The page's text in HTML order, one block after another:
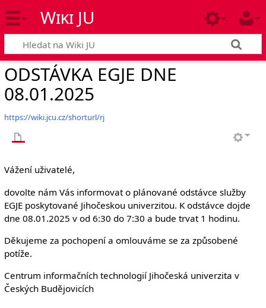
Wiki JU
ODSTÁVKA EGJE DNE
08.01.2025
https://wiki.jcu.cz/shorturl/rj
Vážení uživatelé,
dovolte nám Vás informovat o plánované odstávce služby
EGJE poskytované Jihočeskou univerzitou. K odstávce dojde
dne 08.01.2025 v od 6:30 do 7:30 a bude trvat 1 hodinu.
Děkujeme za pochopení a omlouváme se za způsobené
potíže.
Centrum informačních technologií Jihočeská univerzita v
Českých Budějovicích